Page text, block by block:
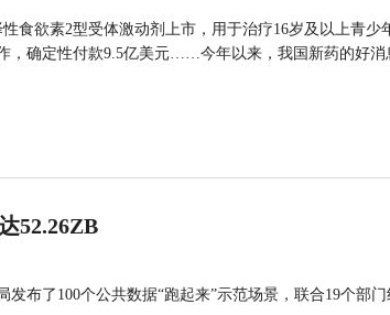
食欲素2型受体激动剂上市，用于治疗16岁及以上青少
，确定性付款9.5亿美元……今年以来，我国新药的好消
52.26ZB
布了100个公共数据“跑起来”示范场景，联合19个部